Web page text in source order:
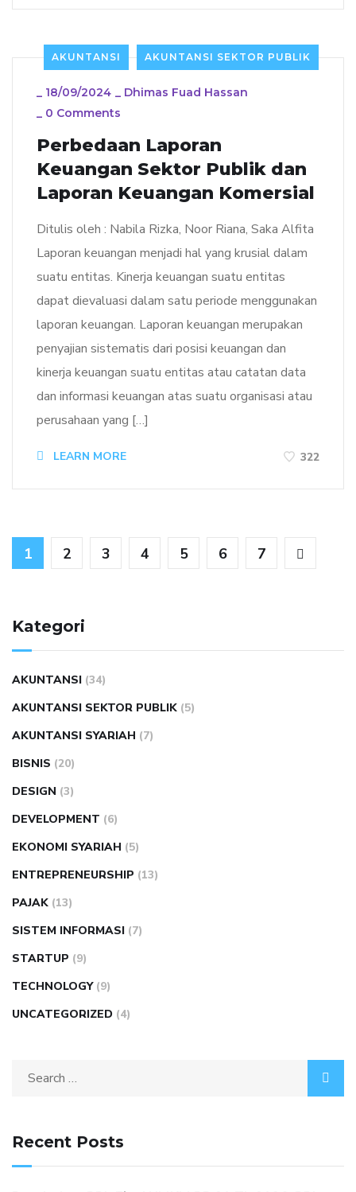
AKUNTANSI AKUNTANSI SEKTOR PUBLIK
_ 18/09/2024 _ Dhimas Fuad Hassan
_ 0 Comments
Perbedaan Laporan
Keuangan Sektor Publik dan
Laporan Keuangan Komersial
Ditulis oleh : Nabila Rizka, Noor Riana, Saka Alfita
Laporan keuangan menjadi hal yang krusial dalam
suatu entitas. Kinerja keuangan suatu entitas
dapat dievaluasi dalam satu periode menggunakan
laporan keuangan. Laporan keuangan merupakan
penyajian sistematis dari posisi keuangan dan
kinerja keuangan suatu entitas atau catatan data
dan informasi keuangan atas suatu organisasi atau
perusahaan yang […]
LEARN MORE 322
1 2 3 4 5 6 7
Kategori
AKUNTANSI (34)
AKUNTANSI SEKTOR PUBLIK (5)
AKUNTANSI SYARIAH (7)
BISNIS (20)
DESIGN (3)
DEVELOPMENT (6)
EKONOMI SYARIAH (5)
ENTREPRENEURSHIP (13)
PAJAK (13)
SISTEM INFORMASI (7)
STARTUP (9)
TECHNOLOGY (9)
UNCATEGORIZED (4)
Recent Posts